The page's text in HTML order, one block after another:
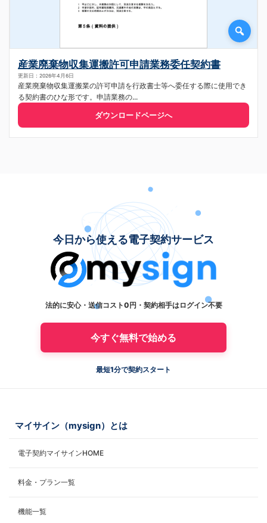
産業廃棄物収集運搬許可申請業務委任契約書
更新日：2026年4月6日
産業廃棄物収集運搬業の許可申請を行政書士等へ委任する際に使用でき
る契約書のひな形です。申請業務の...
ダウンロードページへ
今日から使える電子契約サービス
法的に安心・送信コスト0円・契約相手はログイン不要
今すぐ無料で始める
最短1分で契約スタート
マイサイン（mysign）とは
電子契約マイサインHOME
料金・プラン一覧
機能一覧